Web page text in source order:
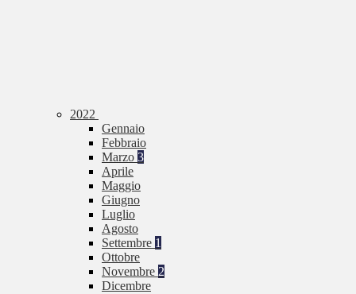
2022
Gennaio
Febbraio
Marzo 3
Aprile
Maggio
Giugno
Luglio
Agosto
Settembre 1
Ottobre
Novembre 2
Dicembre